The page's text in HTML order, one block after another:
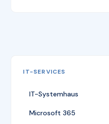
IT-SERVICES
IT-Systemhaus
Microsoft 365